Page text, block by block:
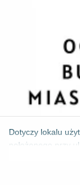
Dotyczy lokalu
położonego przy